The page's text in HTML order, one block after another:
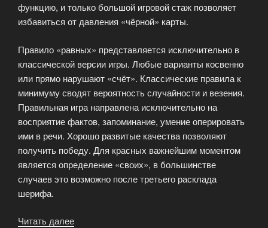
функцию, и только большой игровой стаж позволяет
избавиться от давления «чёрной» карты.
Правило «равных» представляется исключительно в
классической версии игры. Любые варианты косвенно
или прямо нарушают «счёт». Классические правила к
минимуму сводят вероятность случайности и везения.
Правильная игра направлена исключительно на
восприятие фактов, запоминание, умение оперировать
ими в речи. Хорошо развитые качества позволяют
получить победу. Для красных важнейшим моментом
является определение «своих», в большинстве
случаев это возможно после третьего расклада
шерифа.
Читать далее